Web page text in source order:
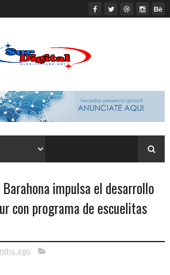
impulsa el desarrollo
con programa de escuelitas
ago